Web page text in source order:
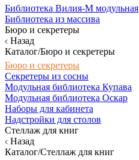
Библиотека Вилия-М модульная
Библиотека из массива
Бюро и секретеры
Назад
Каталог/Бюро и секретеры
Бюро и секретеры
Секретеры из сосны
Модульная библиотека Купава
Модульная библиотека Оскар
Наборы для кабинета
Надстройки для столов
Стеллаж для книг
Назад
Каталог/Стеллаж для книг